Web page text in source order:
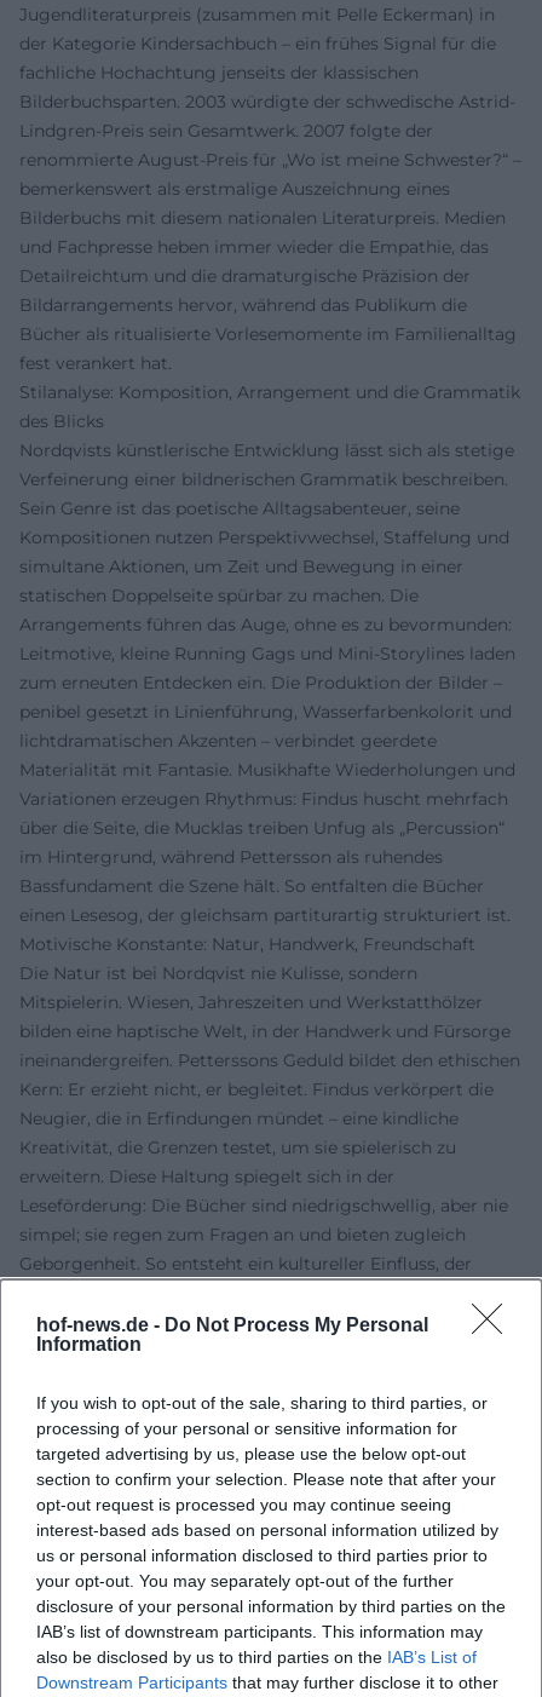
hof-news.de - Do Not Process My Personal
Information
If you wish to opt-out of the sale, sharing to third parties, or
processing of your personal or sensitive information for
targeted advertising by us, please use the below opt-out
section to confirm your selection. Please note that after your
opt-out request is processed you may continue seeing
interest-based ads based on personal information utilized by
us or personal information disclosed to third parties prior to
your opt-out. You may separately opt-out of the further
disclosure of your personal information by third parties on the
IAB’s list of downstream participants. This information may
also be disclosed by us to third parties on the IAB’s List of
Downstream Participants that may further disclose it to other
Jugendliteraturpreis (zusammen mit Pelle Eckerman) in
der Kategorie Kindersachbuch – ein frühes Signal für die
fachliche Hochachtung jenseits der klassischen
Bilderbuchsparten. 2003 würdigte der schwedische Astrid-
Lindgren-Preis sein Gesamtwerk. 2007 folgte der
renommierte August-Preis für „Wo ist meine Schwester?“ –
bemerkenswert als erstmalige Auszeichnung eines
Bilderbuchs mit diesem nationalen Literaturpreis. Medien
und Fachpresse heben immer wieder die Empathie, das
Detailreichtum und die dramaturgische Präzision der
Bildarrangements hervor, während das Publikum die
Bücher als ritualisierte Vorlesemomente im Familienalltag
fest verankert hat.
Stilanalyse: Komposition, Arrangement und die Grammatik
des Blicks
Nordqvists künstlerische Entwicklung lässt sich als stetige
Verfeinerung einer bildnerischen Grammatik beschreiben.
Sein Genre ist das poetische Alltagsabenteuer, seine
Kompositionen nutzen Perspektivwechsel, Staffelung und
simultane Aktionen, um Zeit und Bewegung in einer
statischen Doppelseite spürbar zu machen. Die
Arrangements führen das Auge, ohne es zu bevormunden:
Leitmotive, kleine Running Gags und Mini-Storylines laden
zum erneuten Entdecken ein. Die Produktion der Bilder –
penibel gesetzt in Linienführung, Wasserfarbenkolorit und
lichtdramatischen Akzenten – verbindet geerdete
Materialität mit Fantasie. Musikhafte Wiederholungen und
Variationen erzeugen Rhythmus: Findus huscht mehrfach
über die Seite, die Mucklas treiben Unfug als „Percussion“
im Hintergrund, während Pettersson als ruhendes
Bassfundament die Szene hält. So entfalten die Bücher
einen Lesesog, der gleichsam partiturartig strukturiert ist.
Motivische Konstante: Natur, Handwerk, Freundschaft
Die Natur ist bei Nordqvist nie Kulisse, sondern
Mitspielerin. Wiesen, Jahreszeiten und Werkstatthölzer
bilden eine haptische Welt, in der Handwerk und Fürsorge
ineinandergreifen. Petterssons Geduld bildet den ethischen
Kern: Er erzieht nicht, er begleitet. Findus verkörpert die
Neugier, die in Erfindungen mündet – eine kindliche
Kreativität, die Grenzen testet, um sie spielerisch zu
erweitern. Diese Haltung spiegelt sich in der
Leseförderung: Die Bücher sind niedrigschwellig, aber nie
simpel; sie regen zum Fragen an und bieten zugleich
Geborgenheit. So entsteht ein kultureller Einfluss, der
Fehlerfreundlichkeit und Fantasie produktiv inspiriert.
Kultureller Einfluss: Von Schweden in die Welt
übersetzt und im deutschsprachigen Raum zu
Dauerbrennern des Vorleseregal-Kanons. Theaterbühnen,
Museen und Verlage inszenieren die Motive fortlaufend
neu; Familienkalender, Spiele und Beschäftigungsbücher
übertragen das Bildvokabular in den Alltag. Die Reihe
demonstriert, wie literarische Figuren zu kulturellen
Ankerpunkten werden: Sie stiften Identität, laden zum
Nachahmen ein (Basteln, Backen, Tüfteln) und tragen
gleichzeitig skandinavisches Lebensgefühl in andere
Länder. Nordqvists Autorität speist sich aus der Evidenz der